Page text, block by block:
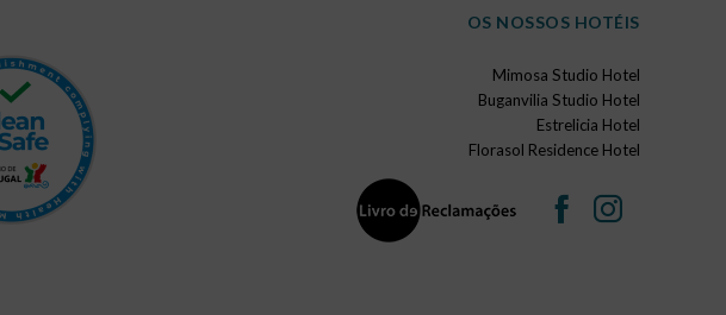
OS NOSSOS HOTÉIS
Mimosa Studio Hotel
Buganvilia Studio Hotel
Estrelicia Hotel
Florasol Residence Hotel